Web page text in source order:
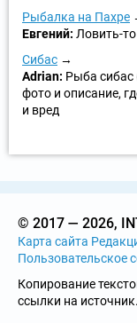
Рыбалка на Пахре
Евгений: Ловить-
Сибас
Adrian: Рыба сибас
фото и описание,
и вред
© 2017 — 2026,
Карта сайта
Пользовательское
Копирование
ссылки на источник.